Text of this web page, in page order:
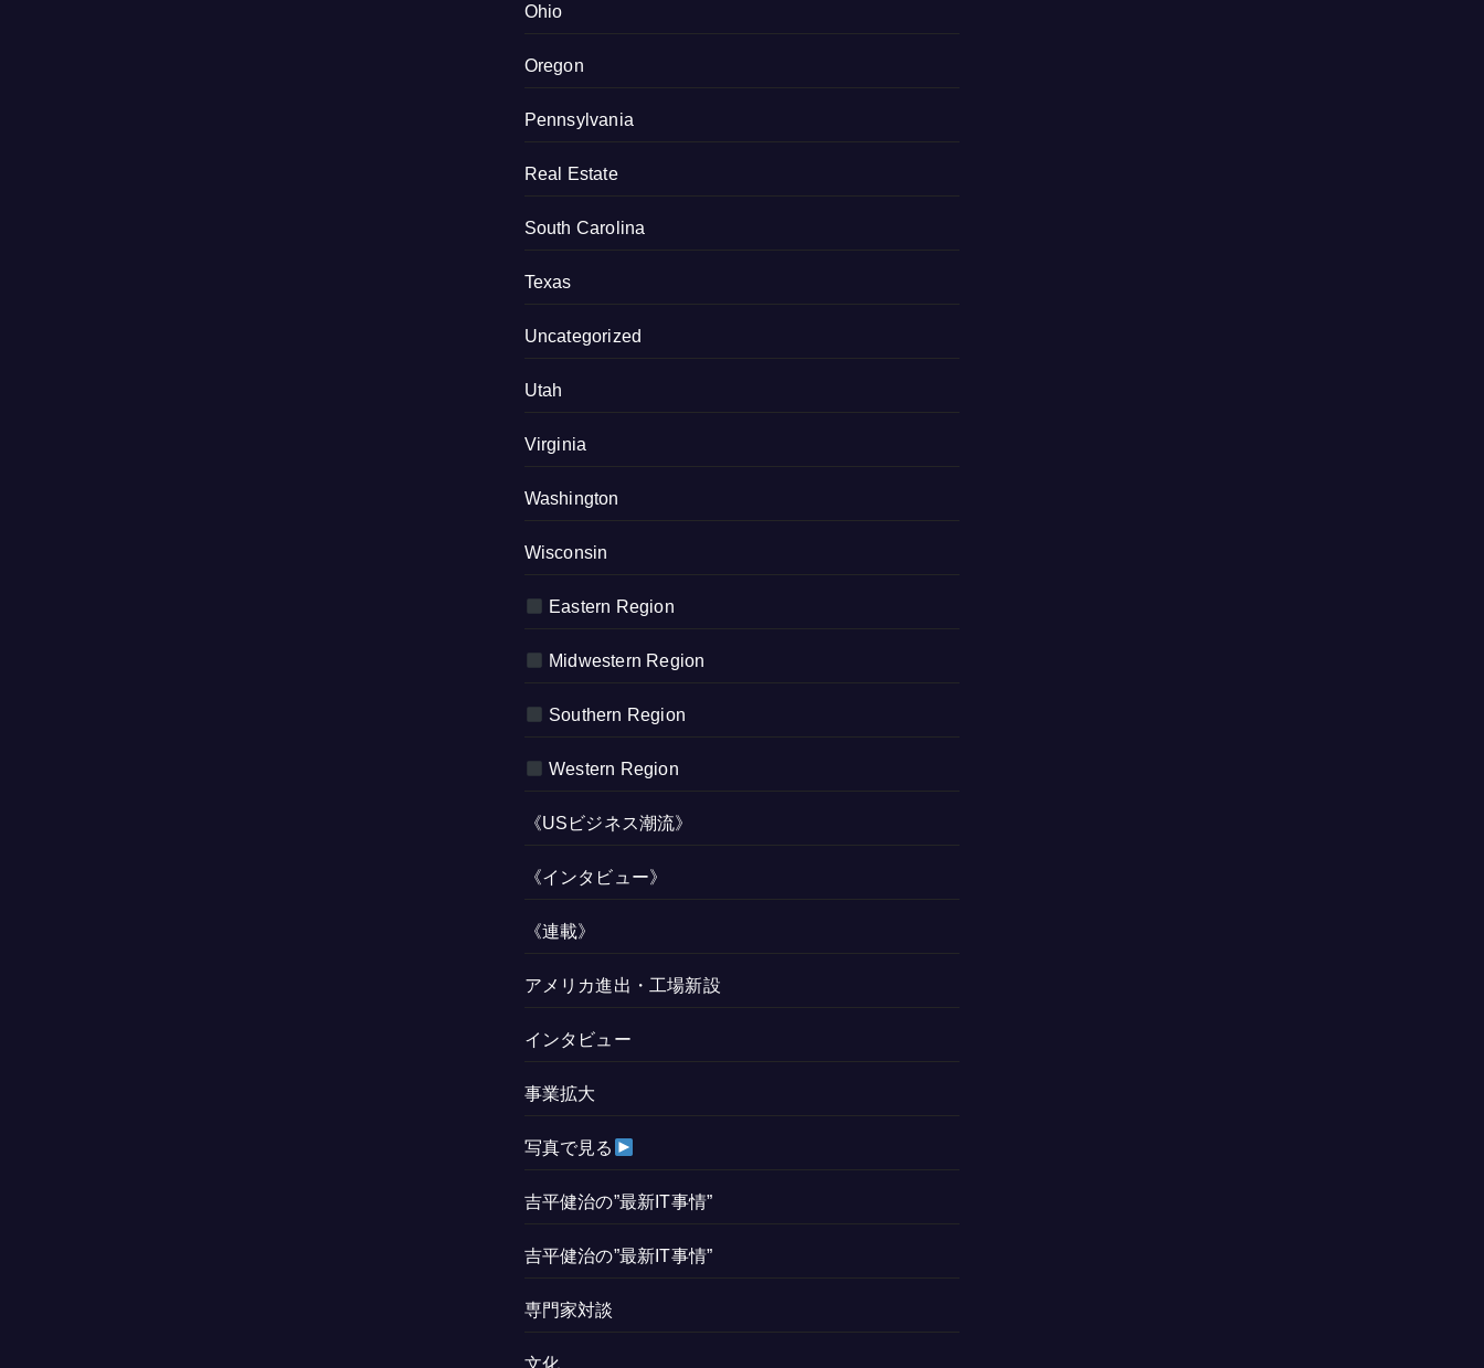
Ohio
Oregon
Pennsylvania
Real Estate
South Carolina
Texas
Uncategorized
Utah
Virginia
Washington
Wisconsin
Eastern Region
Midwestern Region
Southern Region
Western Region
《USビジネス潮流》
《インタビュー》
《連載》
アメリカ進出・工場新設
インタビュー
事業拡大
写真で見る
吉平健治の”最新IT事情”
吉平健治の”最新IT事情”
専門家対談
文化